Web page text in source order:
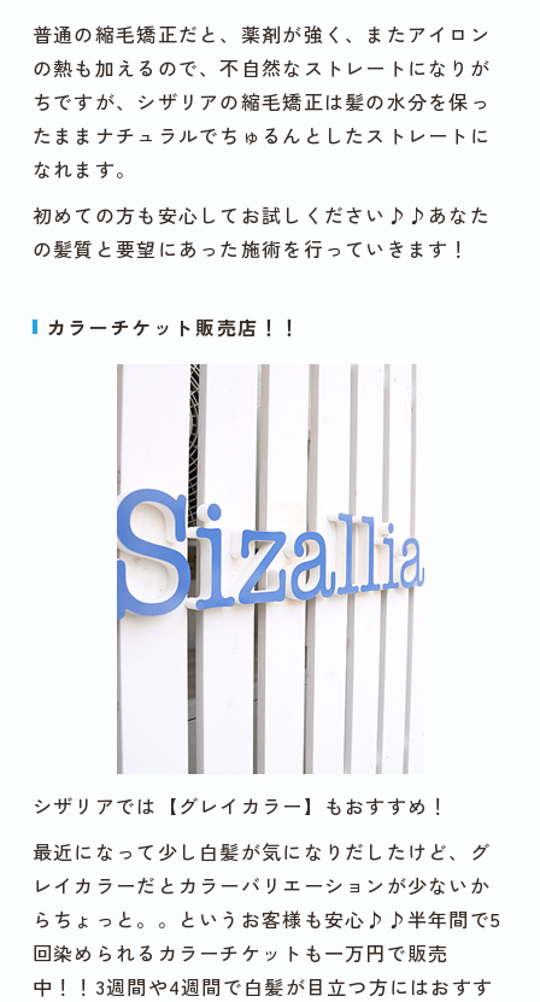
普通の縮毛矯正だと、薬剤が強く、またアイロン
の熱も加えるので、不自然なストレートになりが
ちですが、シザリアの縮毛矯正は髪の水分を保っ
たままナチュラルでちゅるんとしたストレートに
なれます。
初めての方も安心してお試しください♪♪あなた
の髪質と要望にあった施術を行っていきます！
カラーチケット販売店！！
シザリアでは【グレイカラー】もおすすめ！
最近になって少し白髪が気になりだしたけど、グ
レイカラーだとカラーバリエーションが少ないか
らちょっと。。というお客様も安心♪♪半年間で5
回染められるカラーチケットも一万円で販売
中！！3週間や4週間で白髪が目立つ方にはおすす